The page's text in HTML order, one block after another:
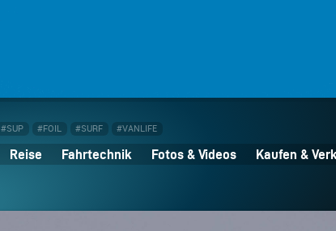
#SUP #FOIL #SURF #VANLIFE
Reise Fahrtechnik Fotos & Videos Kaufen &